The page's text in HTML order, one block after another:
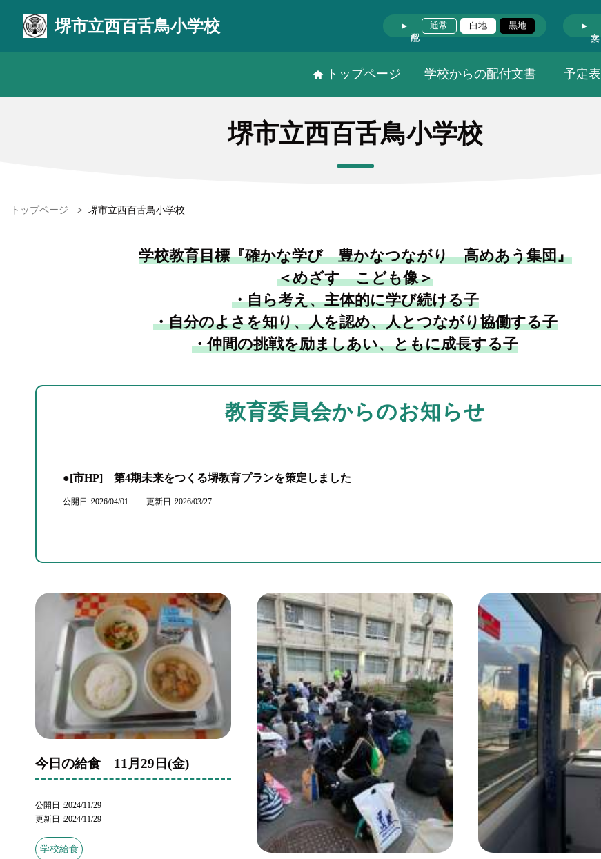
堺市立西百舌鳥小学校 通常 白地 黒地
トップページ 学校からの配付文書 予定表
堺市立西百舌鳥小学校
トップページ > 堺市立西百舌鳥小学校
学校教育目標『確かな学び 豊かなつながり 高めあう集団』
＜めざす こども像＞
・自ら考え、主体的に学び続ける子
・自分のよさを知り、人を認め、人とつながり協働する子
・仲間の挑戦を励ましあい、ともに成長する子
教育委員会からのお知らせ
●[市HP] 第4期未来をつくる堺教育プランを策定しました
公開日 2026/04/01 更新日 2026/03/27
今日の給食 11月29日(金)
公開日
2024/11/29
更新日
2024/11/29
学校給食